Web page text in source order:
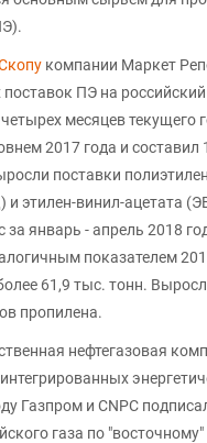
компании Маркет
ПЭ на
месяцев текущего
2017 года и составил
поставки
и этилен-винил-ацетата
январь - апрель 2018
показателем
61,9 тыс. тонн.
пропилена.
нефтегазовая
Газпром и CNPC
газа по